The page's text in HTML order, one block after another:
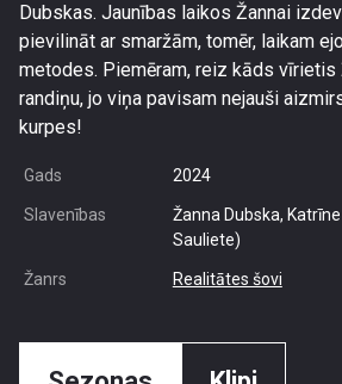
Dubskas. Jaunības laikos Žannai
pievilināt ar smaržām, tomēr, laikam
metodes. Piemēram, reiz kāds vīrietis
randiņu, jo viņa pavisam nejauši
kurpes!
Gads 2024
Slavenības
Žanna Dubska,
Sauliete)
Žanrs Realitātes šovi